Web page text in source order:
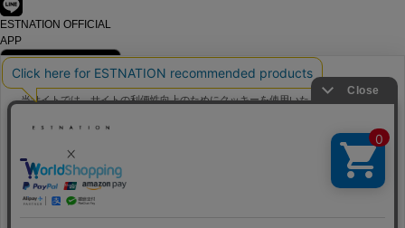
ESTNATION OFFICIAL
APP
利用規約
会員規約
個人情報保護方針
当サイトでは、サイトの利便性向上のためにクッキーを使用いたします。ボタン
ーの使用に同意したことになります。クッキーを通じて収集する情報には「お客
クッキーポリシ
ー
をご確認ください。